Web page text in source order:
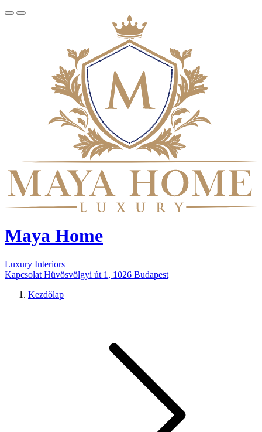
Maya Home
Luxury Interiors
Kapcsolat Hüvösvölgyi út 1, 1026 Budapest
Kezdőlap